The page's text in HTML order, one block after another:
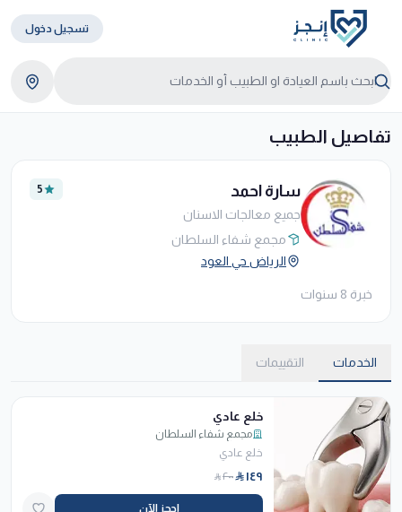
تسجيل دخول
تفاصيل الطبيب
سارة احمد
جميع معالجات الاسنان
5
مجمع شفاء السلطان
الرياض حي العود
خبرة 8 سنوات
الخدمات التقييمات
خلع عادي
مجمع شفاء السلطان
خلع عادي
١٤٩ ٢٠٠
احجز الآن